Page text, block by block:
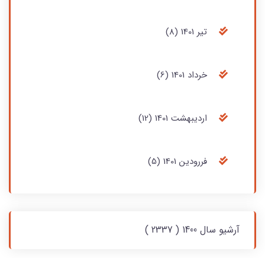
تير‏ 1401 (8)
خرداد 1401 (6)
ارديبهشت 1401 (12)
فررودين 1401 (5)
آرشیو سال 1400 ( 2337 )